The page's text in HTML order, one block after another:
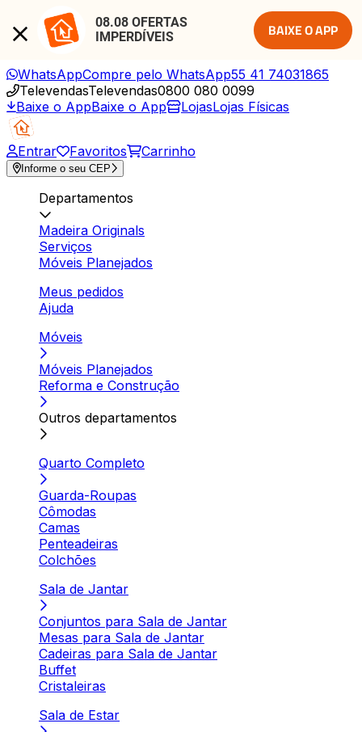
08.08 OFERTAS
IMPERDÍVEIS
BAIXE O APP
WhatsAppCompre pelo WhatsApp55 41 74031865
TelevendasTelevendas0800 080 0099
Baixe o AppBaixe o App LojasLojas Físicas
Entrar Favoritos Carrinho
Informe o seu CEP
Departamentos
Madeira Originals
Serviços
Móveis Planejados
Meus pedidos
Ajuda
Móveis
Móveis Planejados
Reforma e Construção
Outros departamentos
Quarto Completo
Guarda-Roupas
Cômodas
Camas
Penteadeiras
Colchões
Sala de Jantar
Conjuntos para Sala de Jantar
Mesas para Sala de Jantar
Cadeiras para Sala de Jantar
Buffet
Cristaleiras
Sala de Estar